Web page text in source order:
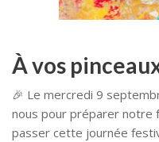
À vos
🎉 Le mercredi 9
nous pour préparer notre
passer cette journée